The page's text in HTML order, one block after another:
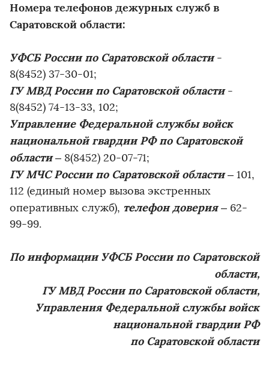
Номера телефонов дежурных служб в
Саратовской области:
УФСБ России по Саратовской области-
8(8452) 37-30-01;
ГУ МВД России по Саратовской области-
8(8452) 74-13-33, 102;
Управление Федеральной службы войск
национальной гвардии РФ по Саратовской
области– 8(8452) 20-07-71;
ГУ МЧС России по Саратовской области– 101,
112 (единый номер вызова экстренных
оперативных служб), телефон доверия– 62-
99-99.
По информации УФСБ России по Саратовской
области,
ГУ МВД России по Саратовской области,
Управления Федеральной службы войск
национальной гвардии РФ
по Саратовской области